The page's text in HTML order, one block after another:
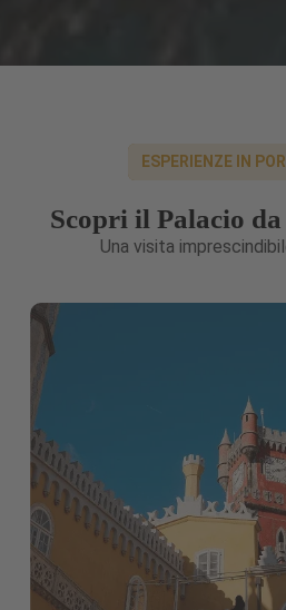
ESPERIENZE IN
Scopri il Palacio
Una visita